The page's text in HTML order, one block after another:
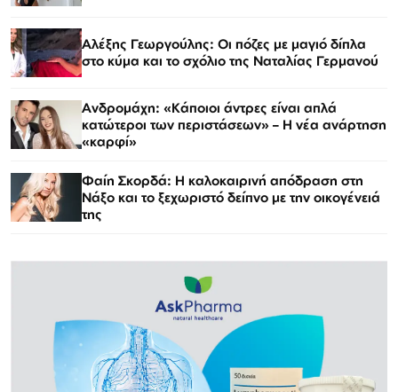
Αλέξης Γεωργούλης: Οι πόζες με μαγιό δίπλα
στο κύμα και το σχόλιο της Ναταλίας Γερμανού
Ανδρομάχη: «Κάποιοι άντρες είναι απλά
κατώτεροι των περιστάσεων» – Η νέα ανάρτηση
«καρφί»
Φαίη Σκορδά: Η καλοκαιρινή απόδραση στη
Νάξο και το ξεχωριστό δείπνο με την οικογένειά
της